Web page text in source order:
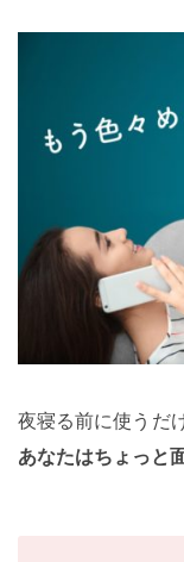
夜寝る前に使うだ
あなたはちょっと